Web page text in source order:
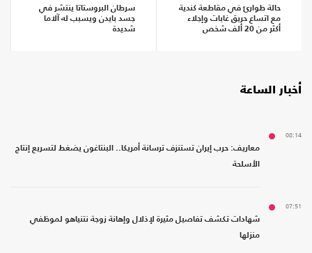
حالة طوارئ في مقاطعة كندية
مع اتساع حريق غابات وإجلاء
أكثر من 20 ألف شخص
سرطان البروستاتا ينتشر في
جسد بايدن ويسبب له آلاما
شديدة
أخبار الساعة
08:14
معاريف: حرب إيران تستنزف ترسانة أمريكا.. البنتاغون يضغط لتسريع إنتاج
الأسلحة
07:51
شهادات تكشف تفاصيل مثيرة لإذلال وإهانة زوجة نتنياهو لموظفي
منزلها